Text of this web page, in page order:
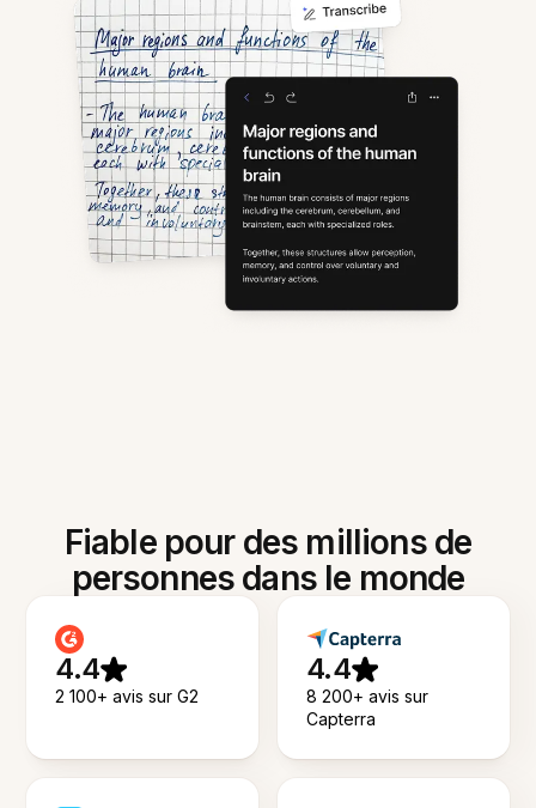
Fiable pour des millions de
personnes dans le monde
4.4
2 100+ avis sur G2
4.4
8 200+ avis sur
Capterra